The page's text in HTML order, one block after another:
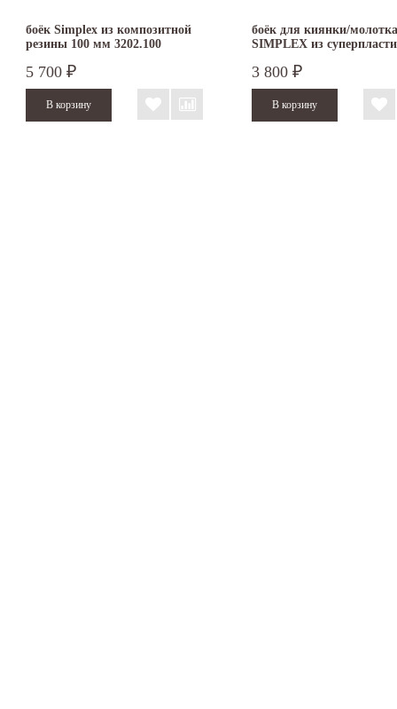
боёк Simplex из композитной
резины 100 мм 3202.100
5 700 ₽
боёк для киянки/молотка
SIMPLEX из
3 800 ₽